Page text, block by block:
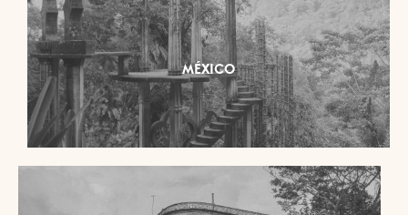
MÉXICO